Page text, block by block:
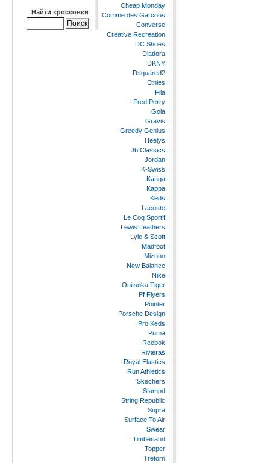
Найти кроссовки
Cheap Monday
Comme des Garcons
Converse
Creative Recreation
DC Shoes
Diadora
DKNY
Dsquared2
Etnies
Fila
Fred Perry
Gola
Gravis
Greedy Genius
Heelys
Jb Classics
Jordan
K-Swiss
Kanga
Kappa
Keds
Lacoste
Le Coq Sportif
Lewis Leathers
Lyle & Scott
Madfoot
Mizuno
New Balance
Nike
Onitsuka Tiger
Pf Flyers
Pointer
Porsche Design
Pro Keds
Puma
Reebok
Rivieras
Royal Elastics
Run Athletics
Skechers
Stampd
String Republic
Supra
Surface To Air
Swear
Timberland
Topper
Tretorn